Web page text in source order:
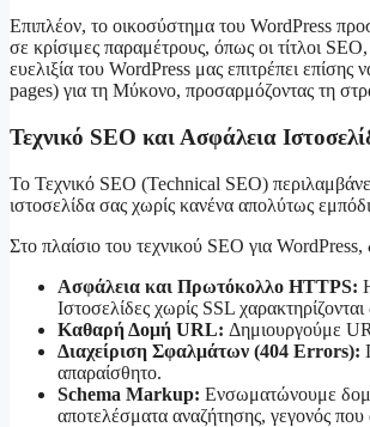
Επιπλέον, το οικοσύστημα του WordPress
σε κρίσιμες παραμέτρους, όπως οι τίτλοι
ευελιξία του WordPress μας επιτρέπει
pages) για τη Μύκονο, προσαρμόζοντας τη
Τεχνικό SEO και Ασφάλεια
Το Τεχνικό SEO (Technical SEO)
ιστοσελίδα σας χωρίς κανένα απολύτως
Στο πλαίσιο του τεχνικού SEO για
Ασφάλεια και Πρωτόκολλο HTTPS:
Ιστοσελίδες χωρίς SSL
Καθαρή Δομή URL: Δημιουργούμε
Διαχείριση Σφαλμάτων (404 Errors):
απαραίσθητο.
Schema Markup: Ενσωματώνουμε
αποτελέσματα αναζήτησης, γεγονός